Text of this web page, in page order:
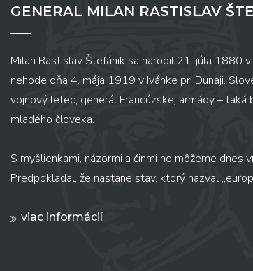
GENERAL MILAN RASTISLAV
Milan Rastislav Štefánik sa narodil 21. júla 1880
nehode dňa 4. mája 1919 v Ivánke pri Dunaji.
vojnový letec, generál Francúzskej armády –
mladého človeka.
S myšlienkami, názormi a činmi ho môžeme dnes
Predpokladal, že nastane stav, ktorý nazval
viac informácií